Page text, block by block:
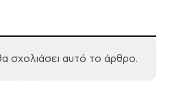
σχολιάσει αυτό το άρθρο.